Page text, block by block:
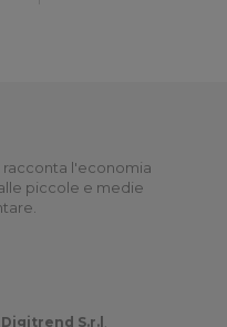
racconta l'economia
piccole e medie
Digitrend S.r.l